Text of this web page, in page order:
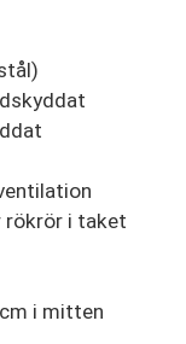
rökrör i taket
i mitten